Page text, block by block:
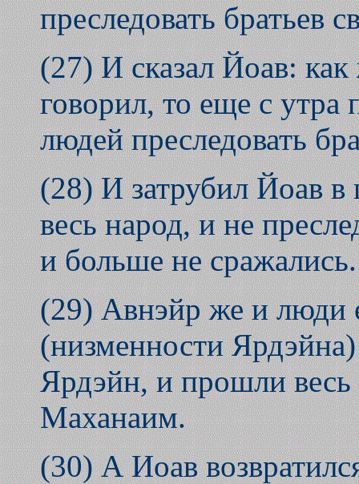
преследовать братьев
(27) И сказал Йоав:
говорил, то еще с утра
людей преследовать
(28) И затрубил Йоав
весь народ, и не
и больше не сражались.
(29) Авнэйр же и люди
(низменности
Ярдэйн, и прошли
Маханаим.
(30) А Иоав